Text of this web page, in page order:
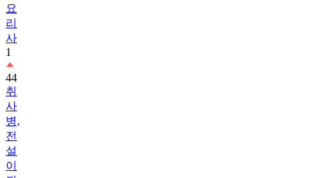
요
리
사
1
44
취
사
병,
전
설
이